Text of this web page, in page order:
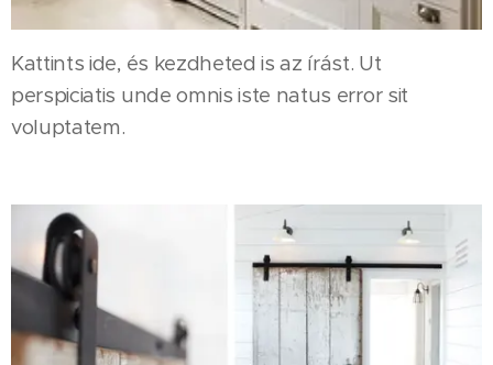
Kattints ide, és kezdheted is az írást. Ut
perspiciatis unde omnis iste natus error sit
voluptatem.